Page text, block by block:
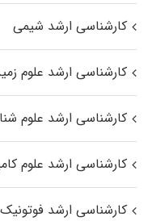
کارشناسی ارشد شیمی
کارشناسی ارشد علوم
کارشناسی ارشد علوم
کارشناسی ارشد علوم
کارشناسی ارشد فوتونیک